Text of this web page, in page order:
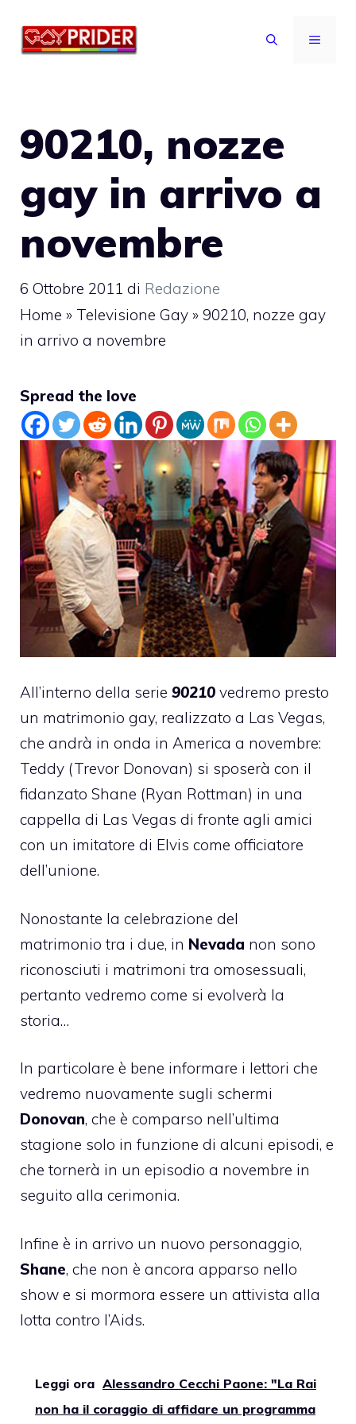
MENU
90210, nozze
gay in arrivo a
novembre
6 Ottobre 2011 di Redazione
Home » Televisione Gay » 90210, nozze gay
in arrivo a novembre
Spread the love
All’interno della serie 90210 vedremo presto
un matrimonio gay, realizzato a Las Vegas,
che andrà in onda in America a novembre:
Teddy (Trevor Donovan) si sposerà con il
fidanzato Shane (Ryan Rottman) in una
cappella di Las Vegas di fronte agli amici
con un imitatore di Elvis come officiatore
dell’unione.
Nonostante la celebrazione del
matrimonio tra i due, in Nevada non sono
riconosciuti i matrimoni tra omosessuali,
pertanto vedremo come si evolverà la
storia…
In particolare è bene informare i lettori che
vedremo nuovamente sugli schermi
Donovan, che è comparso nell’ultima
stagione solo in funzione di alcuni episodi, e
che tornerà in un episodio a novembre in
seguito alla cerimonia.
Infine è in arrivo un nuovo personaggio,
Shane, che non è ancora apparso nello
show e si mormora essere un attivista alla
lotta contro l’Aids.
Leggi ora Alessandro Cecchi Paone: "La Rai
non ha il coraggio di affidare un programma